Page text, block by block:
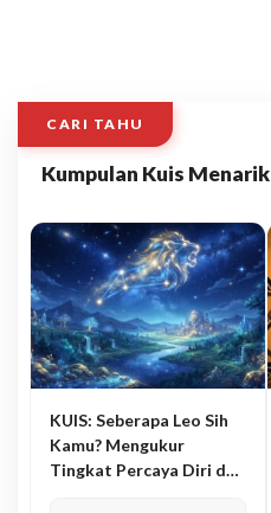
CARI TAHU
Kumpulan Kuis Menarik
KUIS: Seberapa Leo Sih
Kamu? Mengukur
Tingkat Percaya Diri dan